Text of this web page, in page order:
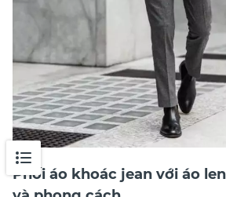
Phối áo khoác jean với áo